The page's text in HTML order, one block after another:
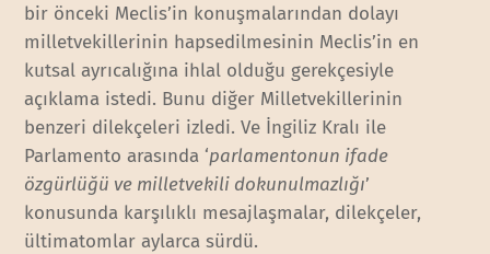
bir önceki Meclis’in konuşmalarından dolayı
milletvekillerinin hapsedilmesinin Meclis’in en
kutsal ayrıcalığına ihlal olduğu gerekçesiyle
açıklama istedi. Bunu diğer Milletvekillerinin
benzeri dilekçeleri izledi. Ve İngiliz Kralı ile
Parlamento arasında ‘parlamentonun ifade
özgürlüğü ve milletvekili dokunulmazlığı’
konusunda karşılıklı mesajlaşmalar, dilekçeler,
ültimatomlar aylarca sürdü.